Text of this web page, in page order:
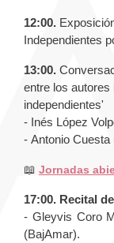
12:00.
Independientes
13:00.
entre los autores
independientes'
- Inés López
- Antonio Cuesta
📖 Jornadas
17:00. Recital
- Gleyvis Coro
(BajAmar).